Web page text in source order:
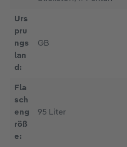
Urs
pru
ngs
lan
d:
GB
Fla
sch
eng
röß
e:
95 Liter